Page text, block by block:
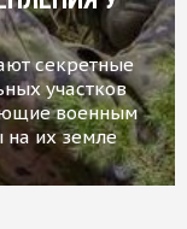
секретные
участков
военным
на их земле